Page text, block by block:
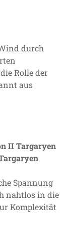
durch
Rolle der
aus
II Targaryen
Spannung
nahtlos in die
Komplexität